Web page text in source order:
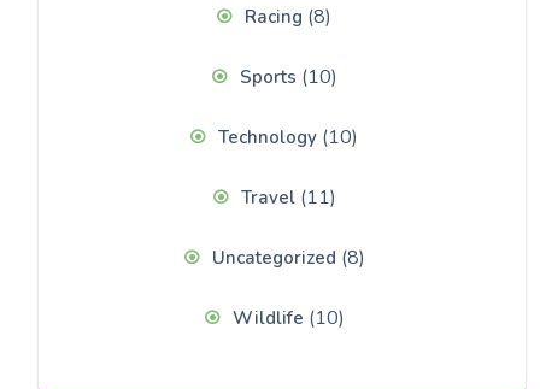
Racing (8)
Sports (10)
Technology (10)
Travel(11)
Uncategorized (8)
Wildlife (10)